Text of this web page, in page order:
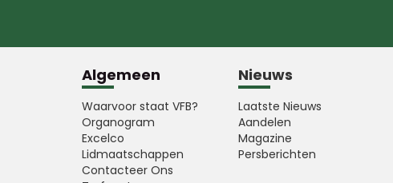
Algemeen
Waarvoor staat VFB?
Organogram
Excelco
Lidmaatschappen
Contacteer Ons
Nieuws
Laatste Nieuws
Aandelen
Magazine
Persberichten